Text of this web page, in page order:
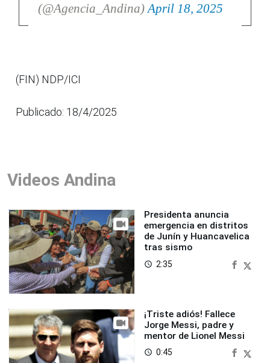
(@Agencia_Andina) April 18, 2025
(FIN) NDP/ICI
Publicado: 18/4/2025
Videos Andina
Presidenta anuncia
emergencia en distritos
de Junín y Huancavelica
tras sismo
access_time 2:35
¡Triste adiós! Fallece
Jorge Messi, padre y
mentor de Lionel Messi
access_time 0:45